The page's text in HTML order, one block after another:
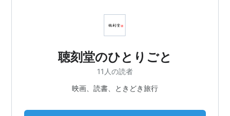
聴刻堂のひとりごと
11人の読者
映画、読書、ときどき旅行